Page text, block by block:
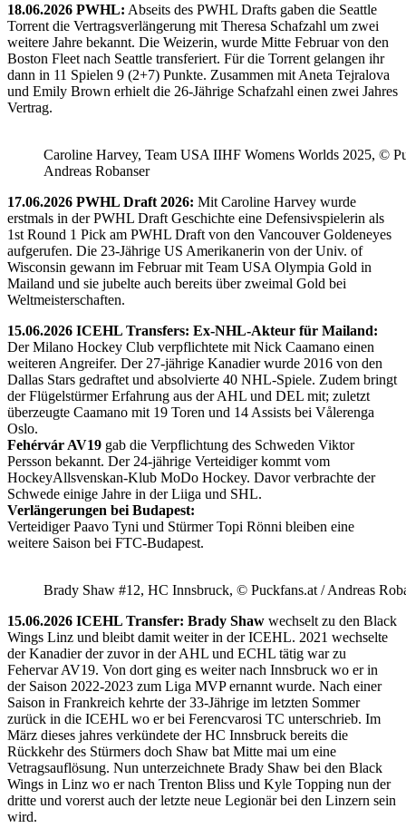
18.06.2026 PWHL: Abseits des PWHL Drafts gaben die Seattle
Torrent die Vertragsverlängerung mit Theresa Schafzahl um zwei
weitere Jahre bekannt. Die Weizerin, wurde Mitte Februar von den
Boston Fleet nach Seattle transferiert. Für die Torrent gelangen ihr
dann in 11 Spielen 9 (2+7) Punkte. Zusammen mit Aneta Tejralova
und Emily Brown erhielt die 26-Jährige Schafzahl einen zwei Jahres
Vertrag.
Caroline Harvey, Team USA IIHF Womens Worlds 2025, ©
Andreas Robanser
17.06.2026 PWHL Draft 2026: Mit Caroline Harvey wurde
erstmals in der PWHL Draft Geschichte eine Defensivspielerin als
1st Round 1 Pick am PWHL Draft von den Vancouver Goldeneyes
aufgerufen. Die 23-Jährige US Amerikanerin von der Univ. of
Wisconsin gewann im Februar mit Team USA Olympia Gold in
Mailand und sie jubelte auch bereits über zweimal Gold bei
Weltmeisterschaften.
15.06.2026 ICEHL Transfers: Ex-NHL-Akteur für Mailand:
Der Milano Hockey Club verpflichtete mit Nick Caamano einen
weiteren Angreifer. Der 27-jährige Kanadier wurde 2016 von den
Dallas Stars gedraftet und absolvierte 40 NHL-Spiele. Zudem bringt
der Flügelstürmer Erfahrung aus der AHL und DEL mit; zuletzt
überzeugte Caamano mit 19 Toren und 14 Assists bei Vålerenga
Oslo.
Fehérvár AV19 gab die Verpflichtung des Schweden Viktor
Persson bekannt. Der 24-jährige Verteidiger kommt vom
HockeyAllsvenskan-Klub MoDo Hockey. Davor verbrachte der
Schwede einige Jahre in der Liiga und SHL.
Verlängerungen bei Budapest:
Verteidiger Paavo Tyni und Stürmer Topi Rönni bleiben eine
weitere Saison bei FTC-Budapest.
Brady Shaw #12, HC Innsbruck, © Puckfans.at / Andreas
15.06.2026 ICEHL Transfer: Brady Shaw wechselt zu den Black
Wings Linz und bleibt damit weiter in der ICEHL. 2021 wechselte
der Kanadier der zuvor in der AHL und ECHL tätig war zu
Fehervar AV19. Von dort ging es weiter nach Innsbruck wo er in
der Saison 2022-2023 zum Liga MVP ernannt wurde. Nach einer
Saison in Frankreich kehrte der 33-Jährige im letzten Sommer
zurück in die ICEHL wo er bei Ferencvarosi TC unterschrieb. Im
März dieses jahres verkündete der HC Innsbruck bereits die
Rückkehr des Stürmers doch Shaw bat Mitte mai um eine
Vetragsauflösung. Nun unterzeichnete Brady Shaw bei den Black
Wings in Linz wo er nach Trenton Bliss und Kyle Topping nun der
dritte und vorerst auch der letzte neue Legionär bei den Linzern sein
wird.